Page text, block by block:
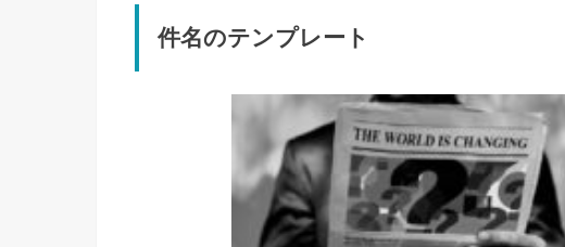
件名のテンプレート